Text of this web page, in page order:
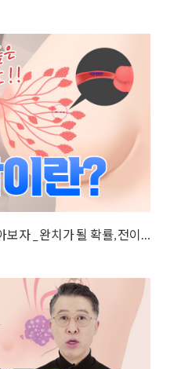
초기 유방암, 상피내암에 대해 알아보자 _ 완치가 될 확률, 전이될 확률은?